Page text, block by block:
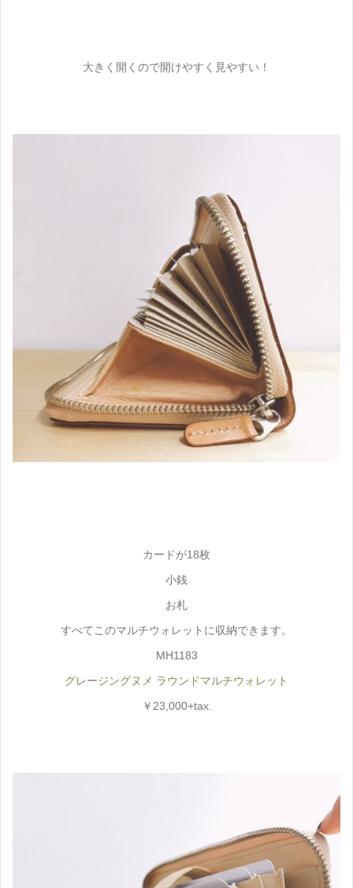
大きく開くので開けやすく見やすい！
カードが18枚
小銭
お札
すべてこのマルチウォレットに収納できます。
MH1183
グレージングヌメ ラウンドマルチウォレット
￥23,000+tax.